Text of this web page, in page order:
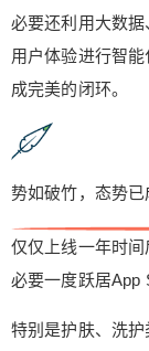
必要还利用大数
用户体验进行智
成完美的闭环。
势如破竹，态势已
仅仅上线一年时间
必要一度跃居App
特别是护肤、洗护